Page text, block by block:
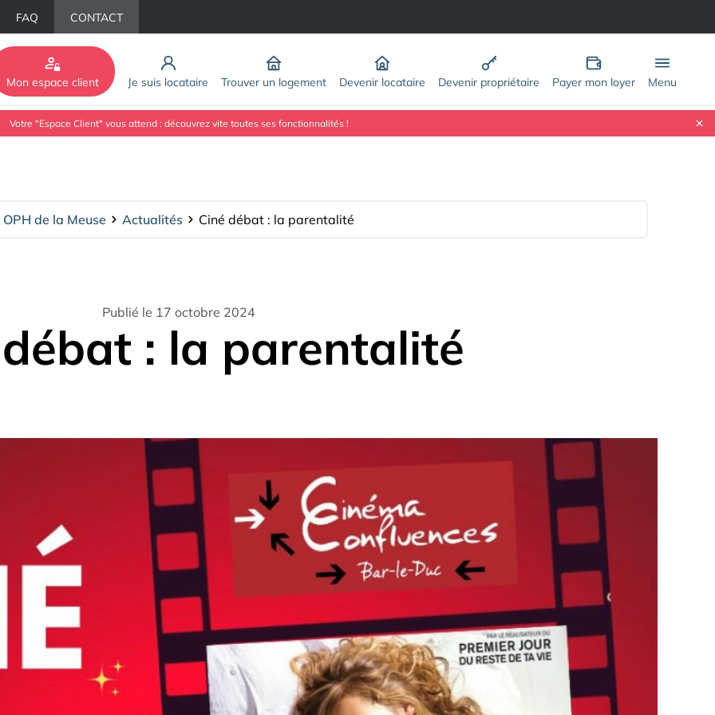
FAQ CONTACT
Mon espace client Je suis locataire Trouver un logement Devenir locataire Devenir propriétaire Payer mon loyer Menu
Votre "Espace Client" vous attend : découvrez vite toutes ses fonctionnalités !
OPH de la Meuse Actualités Ciné débat : la parentalité
Publié le 17 octobre 2024
: la parentalité